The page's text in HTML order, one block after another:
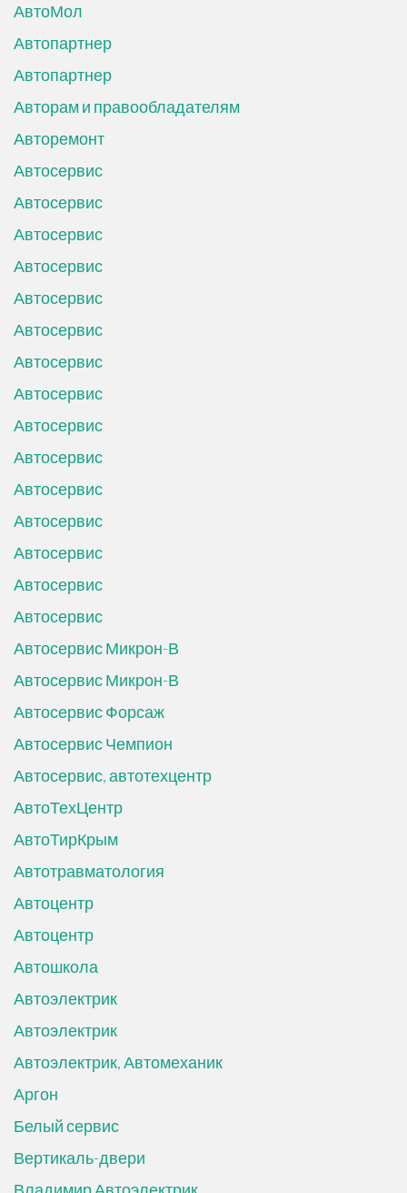
АвтоМол
Автопартнер
Автопартнер
Авторам и правообладателям
Авторемонт
Автосервис
Автосервис
Автосервис
Автосервис
Автосервис
Автосервис
Автосервис
Автосервис
Автосервис
Автосервис
Автосервис
Автосервис
Автосервис
Автосервис
Автосервис
Автосервис Микрон-В
Автосервис Микрон-В
Автосервис Форсаж
Автосервис Чемпион
Автосервис, автотехцентр
АвтоТехЦентр
АвтоТирКрым
Автотравматология
Автоцентр
Автоцентр
Автошкола
Автоэлектрик
Автоэлектрик
Автоэлектрик, Автомеханик
Аргон
Белый сервис
Вертикаль-двери